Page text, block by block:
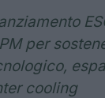
per
cooling